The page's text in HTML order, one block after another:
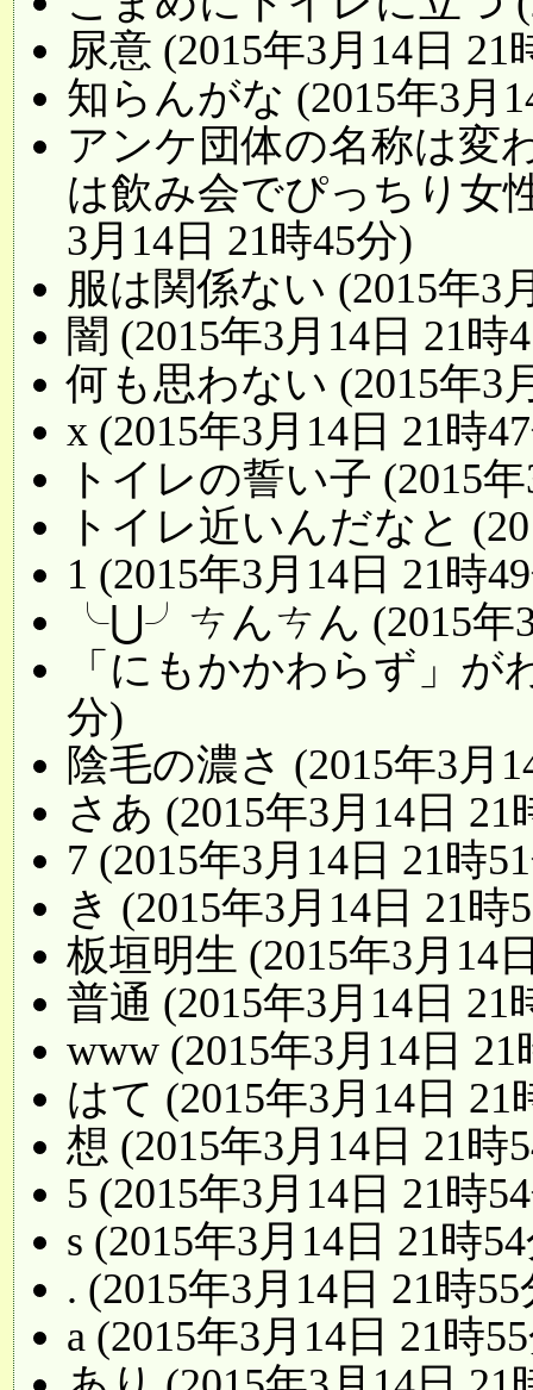
尿意 (2015年3月14日 21
知らんがな (2015年3月
アンケ団体の名称は変
は飲み会でぴっちり女
3月14日 21時45分)
服は関係ない (2015年3
闇 (2015年3月14日 21時
何も思わない (2015年3
x (2015年3月14日 21時
トイレの誓い子 (2015
トイレ近いんだなと
1 (2015年3月14日 21時
╰⋃╯ㄘんㄘん (2015年
「にもかかわらず」が
分)
陰毛の濃さ (2015年3月
さあ (2015年3月14日 21
7 (2015年3月14日 21時
き (2015年3月14日 21時
板垣明生 (2015年3月14
普通 (2015年3月14日 21
www (2015年3月14日 21
はて (2015年3月14日 21
想 (2015年3月14日 21時
5 (2015年3月14日 21時
s (2015年3月14日 21時
. (2015年3月14日 21時
a (2015年3月14日 21時